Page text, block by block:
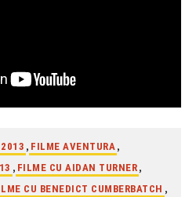
, FILME AVENTURA ,
, FILME CU AIDAN TURNER ,
CU BENEDICT CUMBERBATCH ,